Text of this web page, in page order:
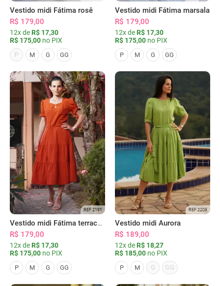
Vestido midi Fátima rosê
R$ 179,00
12x de R$ 17,30
R$ 175,00 no PIX
P
M G GG
Vestido midi Fátima marsala
R$ 179,00
12x de R$ 17,30
R$ 175,00 no PIX
P M G GG
REF 2191
Vestido midi Fátima terracota
R$ 179,00
12x de R$ 17,30
R$ 175,00 no PIX
P M G GG
REF 2208
Vestido midi Aurora
R$ 189,00
12x de R$ 18,27
R$ 185,00 no PIX
P M G GG